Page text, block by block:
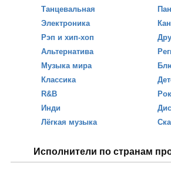
Танцевальная
Электроника
Рэп и хип-хоп
Альтернатива
Музыка мира
Классика
R&B
Инди
Лёгкая музыка
Ска
Исполнители по странам